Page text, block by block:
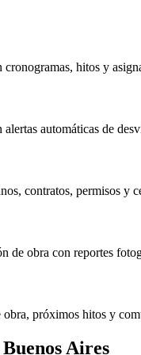
cronogramas, hitos y
automáticas de
contratos, permisos y
de obra con reportes
obra, próximos hitos y
Aires